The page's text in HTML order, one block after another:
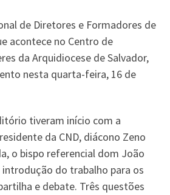
de Diretores e Formadores de
acontece no Centro de
da Arquidiocese de Salvador,
nesta quarta-feira, 16 de
tiveram início com a
da CND, diácono Zeno
o bispo referencial dom João
introdução do trabalho para os
e debate. Três questões